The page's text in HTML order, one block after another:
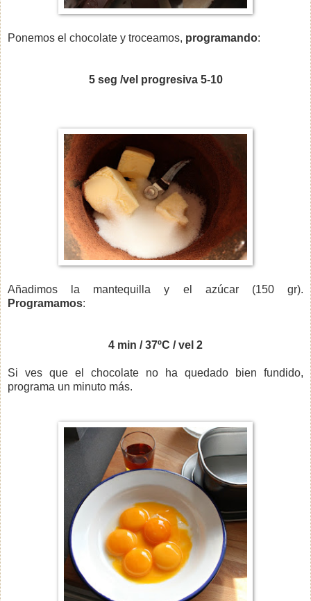
Ponemos el chocolate y troceamos, programando:
5 seg /vel progresiva 5-10
Añadimos la mantequilla y el azúcar (150 gr).
Programamos:
4 min / 37ºC / vel 2
Si ves que el chocolate no ha quedado bien fundido,
programa un minuto más.